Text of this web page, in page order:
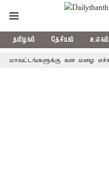
தமிழகம் தேசியம் உலகம்
கன மழை எச்சரிக்கை